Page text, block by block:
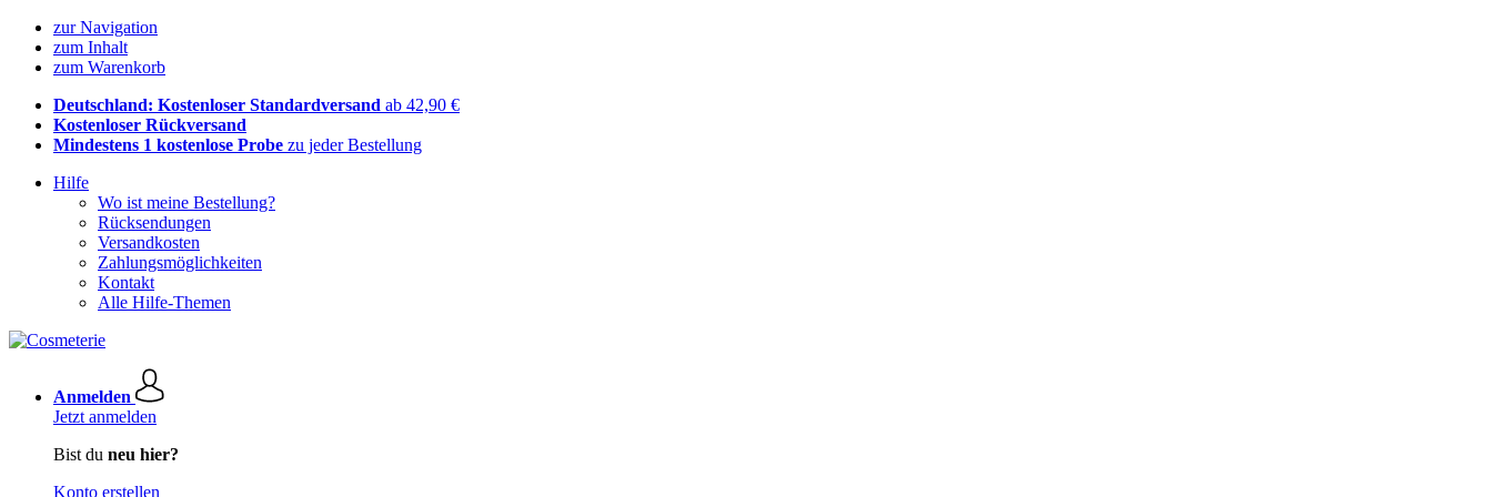
zur Navigation
zum Inhalt
zum Warenkorb
Deutschland: Kostenloser Standardversand ab 42,90 €
Kostenloser Rückversand
Mindestens 1 kostenlose Probe zu jeder Bestellung
Hilfe
Wo ist meine Bestellung?
Rücksendungen
Versandkosten
Zahlungsmöglichkeiten
Kontakt
Alle Hilfe-Themen
Anmelden
Jetzt anmelden
Bist du neu hier?
Konto erstellen